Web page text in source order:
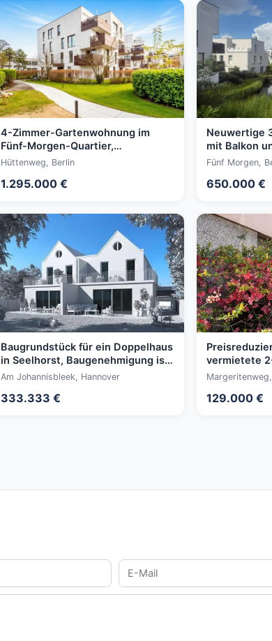
4-Zimmer-Gartenwohnung im
Fünf-Morgen-Quartier,
Südterrasse und zwei
Hüttenweg, Berlin
1.295.000 €
Neuwertige
mit Balkon
vom
Fünf Morgen,
650.000 €
Baugrundstück für ein Doppelhaus
in Seelhorst, Baugenehmigung ist
da!
Am Johannisbleek, Hannover
333.333 €
vermietete
Alt-Laatzen
129.000 €